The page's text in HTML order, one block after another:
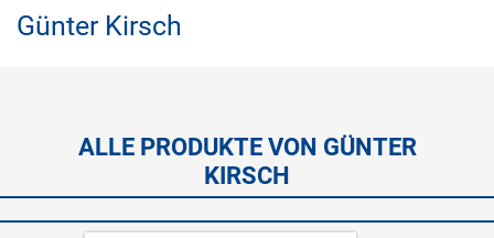
Günter Kirsch
ALLE PRODUKTE VON GÜNTER
KIRSCH